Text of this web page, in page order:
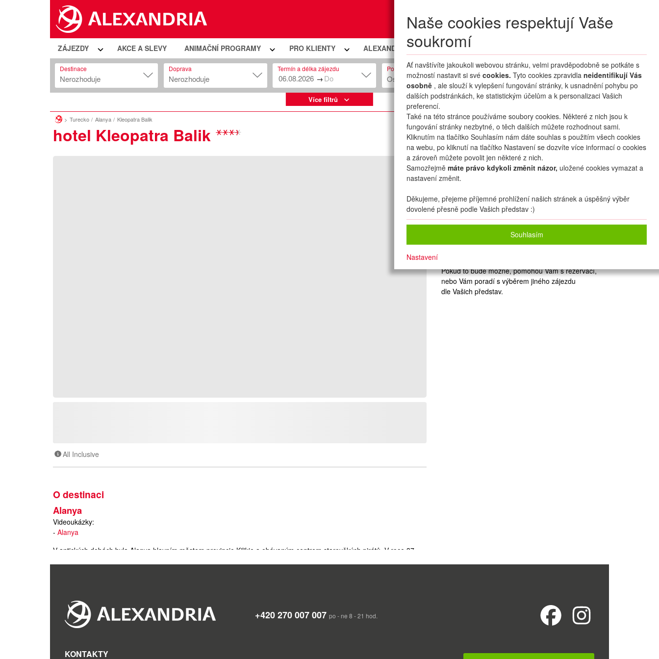
MojePřihlášení
Naše cookies respektují Vaše
soukromí
Ať navštívíte jakoukoli webovou stránku, velmi pravděpodobně se potkáte s
možností nastavit si své cookies. Tyto cookies zpravidla neidentifikují Vás
osobně , ale slouží k vylepšení fungování stránky, k usnadnění pohybu po
dalších podstránkách, ke statistickým účelům a k personalizaci Vašich
preferencí.
Také na této stránce používáme soubory cookies. Některé z nich jsou k
fungování stránky nezbytné, o těch dalších můžete rozhodnout sami.
Kliknutím na tlačítko Souhlasím nám dáte souhlas s použitím všech cookies
na webu, po kliknutí na tlačítko Nastavení se dozvíte více informací o cookies
a zároveň můžete povolit jen některé z nich.
Samozřejmě máte právo kdykoli změnit názor, uložené cookies vymazat a
nastavení změnit.
Děkujeme, přejeme příjemné prohlížení našich stránek a úspěšný výběr
dovolené přesně podle Vašich představ :)
Souhlasím
Nastavení
ZÁJEZDY AKCE A SLEVY ANIMAČNÍ PROGRAMY PRO KLIENTY ALEXANDRIA PREMIUM CLUB
Destinace
Nerozhoduje
Doprava
Nerozhoduje
Termín a délka zájezdu
→
Počet osob
Osob: 2 + 0 HLEDAT ZÁJEZDY
Více filtrů
Turecko Alanya Kleopatra Balik
hotel Kleopatra Balik
mapa oblíbené sdílet
All Inclusive
2 dospělí+0 dětí
Zvolený zájezd nelze on-line nacenit a
Pokud to bude možné, pomohou Vám s rezervací,
nebo Vám poradí s výběrem jiného zájezdu
dle Vašich představ.
O destinaci
Alanya
Videoukázky:
- Alanya
V antických dobách byla Alanya hlavním městem provincie Kilikie a obávaným centrem starověkých pirátů. V roce 37
Turecko
+420 270 007 007 po - ne 8 - 21 hod.
KONTAKTY